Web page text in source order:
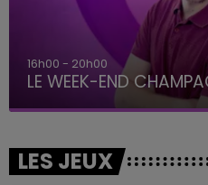
16h00 - 20h00
LE WEEK-END
LES JEUX